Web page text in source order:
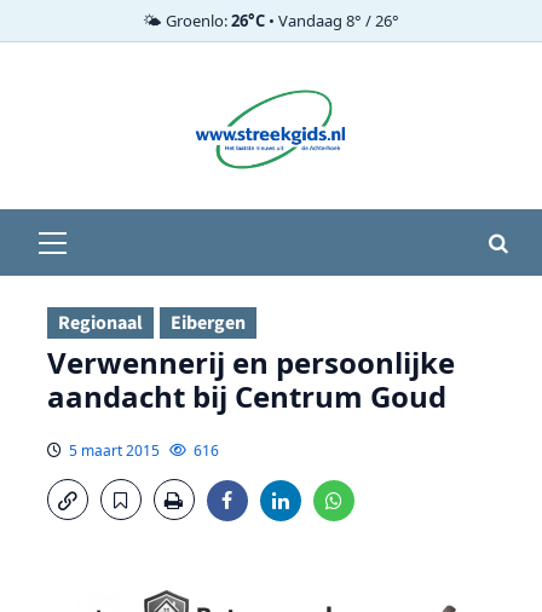
🌤️ Groenlo:26°C • Vandaag 8° / 26°
menu
Regionaal Eibergen
Verwennerij en persoonlijke
aandacht bij Centrum Goud
5 maart 2015 616